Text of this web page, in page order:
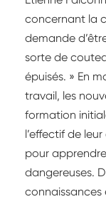
concernant la
demande
sorte de
épuisés. » En
travail, les
formation
l’effectif de
pour
dangereuses.
connaissances